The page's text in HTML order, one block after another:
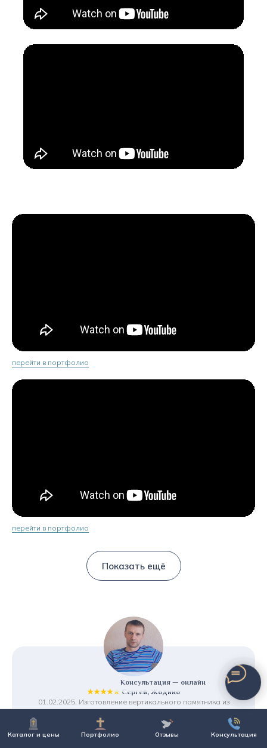
Каталог и цены Портфолио Отзывы Консультация
Консультация — онлайн
перейти в портфолио
перейти в портфолио
Показать ещё
★★★★★ Сергей, Жодино
01.02.2025, Изготовление вертикального памятника из
Большой выбор памятников и приемлимые цены.
Предложили рассрочку, что очень порадовало.